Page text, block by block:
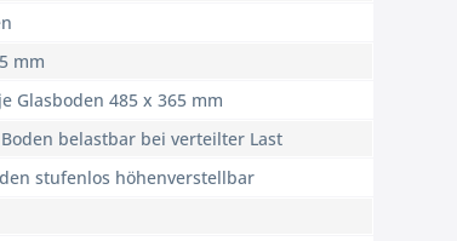
mm
Glasboden 485 x 365 mm
belastbar bei verteilter Last
stufenlos höhenverstellbar